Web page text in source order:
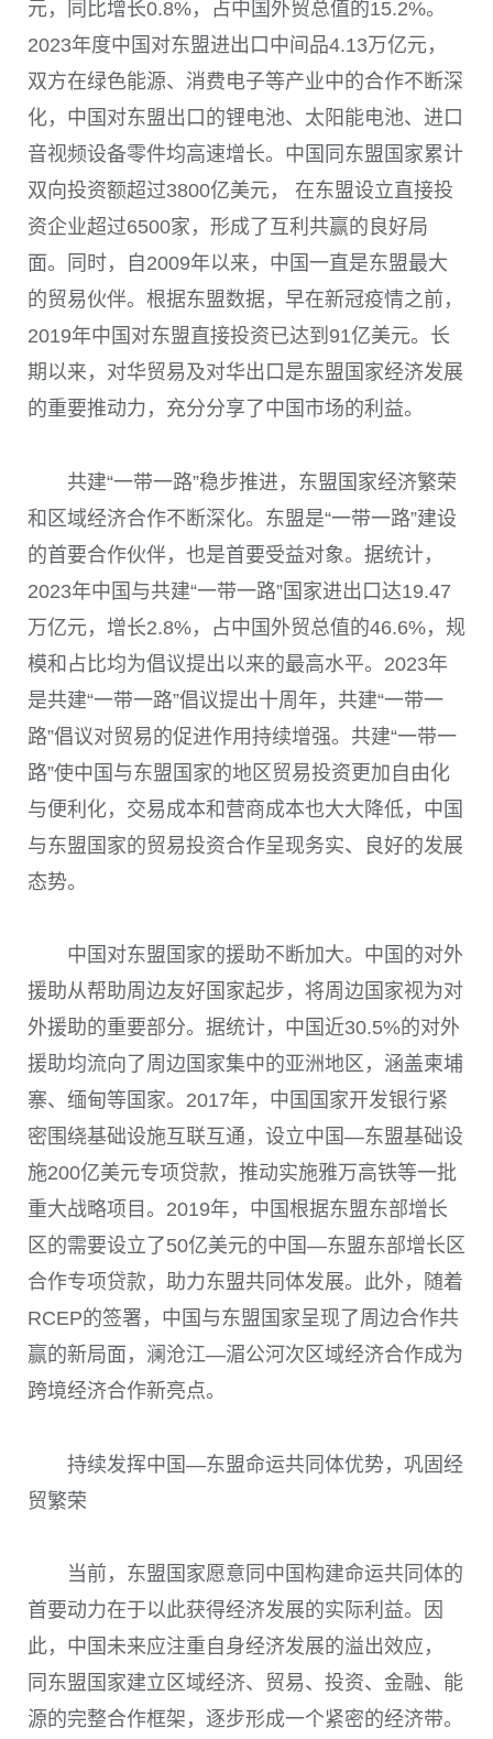
元，同比增长0.8%，占中国外贸总值的15.2%。
2023年度中国对东盟进出口中间品4.13万亿元，
双方在绿色能源、消费电子等产业中的合作不断深
化，中国对东盟出口的锂电池、太阳能电池、进口
音视频设备零件均高速增长。中国同东盟国家累计
双向投资额超过3800亿美元， 在东盟设立直接投
资企业超过6500家，形成了互利共赢的良好局
面。同时，自2009年以来，中国一直是东盟最大
的贸易伙伴。根据东盟数据，早在新冠疫情之前，
2019年中国对东盟直接投资已达到91亿美元。长
期以来，对华贸易及对华出口是东盟国家经济发展
的重要推动力，充分分享了中国市场的利益。
共建“一带一路”稳步推进，东盟国家经济繁荣
和区域经济合作不断深化。东盟是“一带一路”建设
的首要合作伙伴，也是首要受益对象。据统计，
2023年中国与共建“一带一路”国家进出口达19.47
万亿元，增长2.8%，占中国外贸总值的46.6%，规
模和占比均为倡议提出以来的最高水平。2023年
是共建“一带一路”倡议提出十周年，共建“一带一
路”倡议对贸易的促进作用持续增强。共建“一带一
路”使中国与东盟国家的地区贸易投资更加自由化
与便利化，交易成本和营商成本也大大降低，中国
与东盟国家的贸易投资合作呈现务实、良好的发展
态势。
中国对东盟国家的援助不断加大。中国的对外
援助从帮助周边友好国家起步，将周边国家视为对
外援助的重要部分。据统计，中国近30.5%的对外
援助均流向了周边国家集中的亚洲地区，涵盖柬埔
寨、缅甸等国家。2017年，中国国家开发银行紧
密围绕基础设施互联互通，设立中国—东盟基础设
施200亿美元专项贷款，推动实施雅万高铁等一批
重大战略项目。2019年，中国根据东盟东部增长
区的需要设立了50亿美元的中国—东盟东部增长区
合作专项贷款，助力东盟共同体发展。此外，随着
RCEP的签署，中国与东盟国家呈现了周边合作共
赢的新局面，澜沧江—湄公河次区域经济合作成为
跨境经济合作新亮点。
持续发挥中国—东盟命运共同体优势，巩固经
贸繁荣
当前，东盟国家愿意同中国构建命运共同体的
首要动力在于以此获得经济发展的实际利益。因
此，中国未来应注重自身经济发展的溢出效应，
同东盟国家建立区域经济、贸易、投资、金融、能
源的完整合作框架，逐步形成一个紧密的经济带。